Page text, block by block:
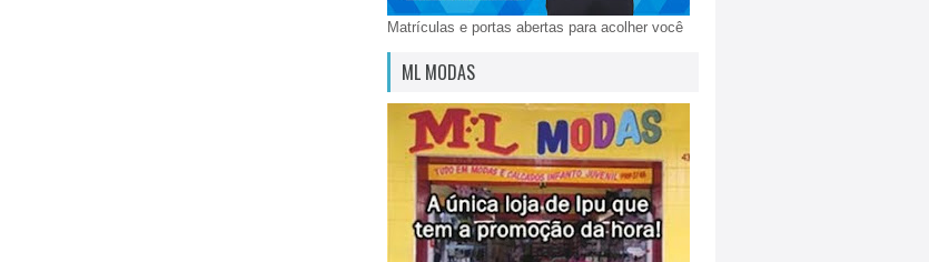
Matrículas e portas abertas para acolher você
ML MODAS